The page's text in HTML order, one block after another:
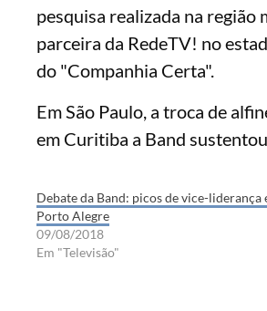
pesquisa realizada na região
parceira da RedeTV! no
do "Companhia Certa".
Em São Paulo, a troca de
em Curitiba a Band
Debate da Band: picos de vice-liderança
Porto Alegre
09/08/2018
Em "Televisão"